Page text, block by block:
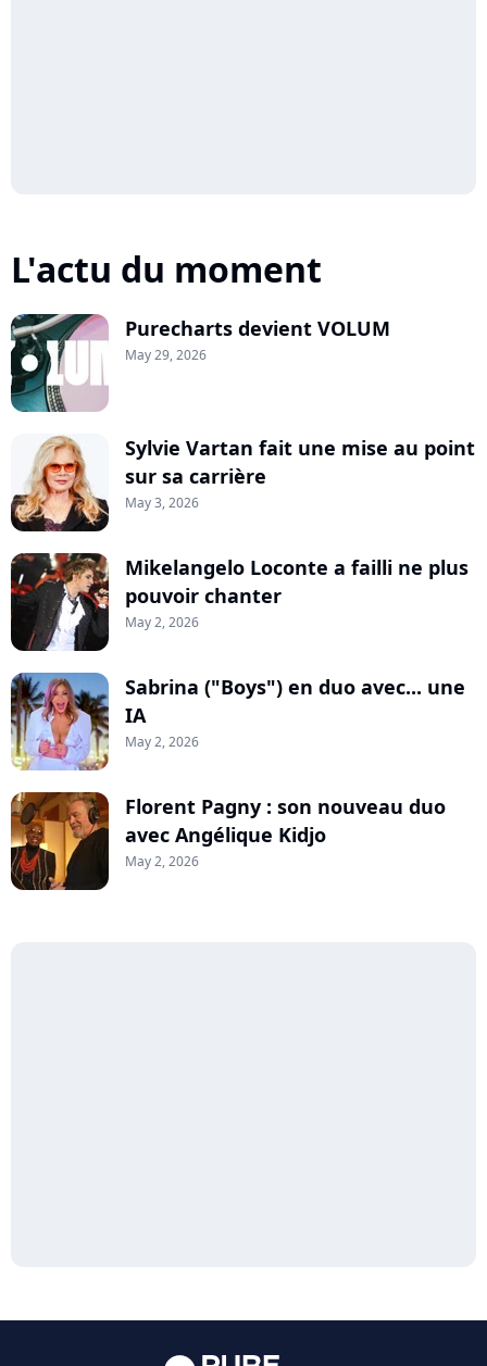
L'actu du moment
Purecharts devient VOLUM
May 29, 2026
Sylvie Vartan fait une mise au point
sur sa carrière
May 3, 2026
Mikelangelo Loconte a failli ne plus
pouvoir chanter
May 2, 2026
Sabrina ("Boys") en duo avec... une
IA
May 2, 2026
Florent Pagny : son nouveau duo
avec Angélique Kidjo
May 2, 2026